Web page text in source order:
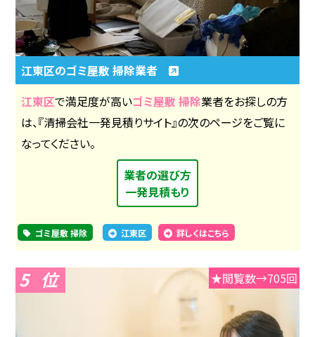
江東区のゴミ屋敷 掃除業者
江東区で満足度が高いゴミ屋敷 掃除業者をお探しの方
は、『清掃会社一発見積りサイト』の次のページをご覧に
なってください。
業者の選び方
一発見積もり
ゴミ屋敷 掃除 江東区 詳しくはこちら
5 ★閲覧数→705回